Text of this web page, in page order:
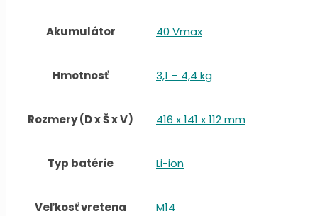
Akumulátor 40 Vmax
Hmotnosť 3,1 – 4,4 kg
Rozmery (D x Š x V) 416 x 141 x 112 mm
Typ batérie Li-ion
Veľkosť vretena M14